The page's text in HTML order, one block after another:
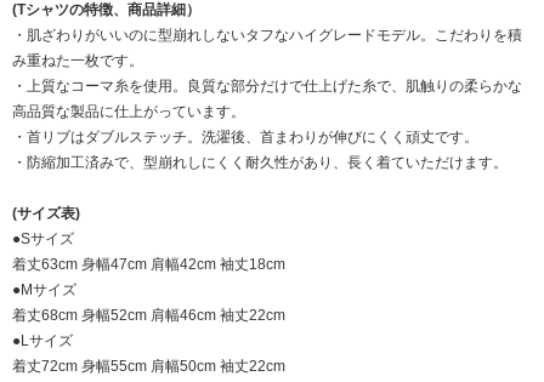
(Tシャツの特徴、商品詳細）
・肌ざわりがいいのに型崩れしないタフなハイグレードモデル。こだわりを積
み重ねた一枚です。
・上質なコーマ糸を使用。良質な部分だけで仕上げた糸で、肌触りの柔らかな
高品質な製品に仕上がっています。
・首リブはダブルステッチ。洗濯後、首まわりが伸びにくく頑丈です。
・防縮加工済みで、型崩れしにくく耐久性があり、長く着ていただけます。
(サイズ表)
●Sサイズ
着丈63cm 身幅47cm 肩幅42cm 袖丈18cm
●Mサイズ
着丈68cm 身幅52cm 肩幅46cm 袖丈22cm
●Lサイズ
着丈72cm 身幅55cm 肩幅50cm 袖丈22cm